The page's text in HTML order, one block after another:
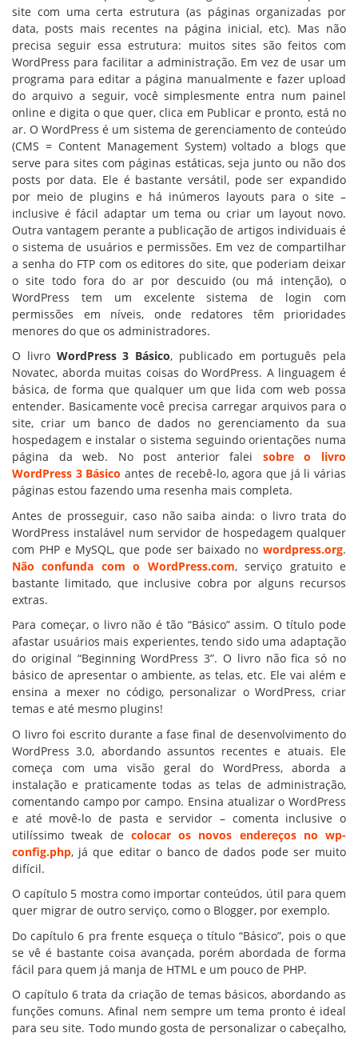
site com uma certa estrutura (as páginas organizadas por
data, posts mais recentes na página inicial, etc). Mas não
precisa seguir essa estrutura: muitos sites são feitos com
WordPress para facilitar a administração. Em vez de usar um
programa para editar a página manualmente e fazer upload
do arquivo a seguir, você simplesmente entra num painel
online e digita o que quer, clica em Publicar e pronto, está no
ar. O WordPress é um sistema de gerenciamento de conteúdo
(CMS = Content Management System) voltado a blogs que
serve para sites com páginas estáticas, seja junto ou não dos
posts por data. Ele é bastante versátil, pode ser expandido
por meio de plugins e há inúmeros layouts para o site –
inclusive é fácil adaptar um tema ou criar um layout novo.
Outra vantagem perante a publicação de artigos individuais é
o sistema de usuários e permissões. Em vez de compartilhar
a senha do FTP com os editores do site, que poderiam deixar
o site todo fora do ar por descuido (ou má intenção), o
WordPress tem um excelente sistema de login com
permissões em níveis, onde redatores têm prioridades
menores do que os administradores.
O livro WordPress 3 Básico, publicado em português pela
Novatec, aborda muitas coisas do WordPress. A linguagem é
básica, de forma que qualquer um que lida com web possa
entender. Basicamente você precisa carregar arquivos para o
site, criar um banco de dados no gerenciamento da sua
hospedagem e instalar o sistema seguindo orientações numa
página da web. No post anterior falei sobre o livro
WordPress 3 Básico antes de recebê-lo, agora que já li várias
páginas estou fazendo uma resenha mais completa.
Antes de prosseguir, caso não saiba ainda: o livro trata do
WordPress instalável num servidor de hospedagem qualquer
com PHP e MySQL, que pode ser baixado no wordpress.org.
Não confunda com o WordPress.com, serviço gratuito e
bastante limitado, que inclusive cobra por alguns recursos
extras.
Para começar, o livro não é tão “Básico” assim. O título pode
afastar usuários mais experientes, tendo sido uma adaptação
do original “Beginning WordPress 3”. O livro não fica só no
básico de apresentar o ambiente, as telas, etc. Ele vai além e
ensina a mexer no código, personalizar o WordPress, criar
temas e até mesmo plugins!
O livro foi escrito durante a fase final de desenvolvimento do
WordPress 3.0, abordando assuntos recentes e atuais. Ele
começa com uma visão geral do WordPress, aborda a
instalação e praticamente todas as telas de administração,
comentando campo por campo. Ensina atualizar o WordPress
e até movê-lo de pasta e servidor – comenta inclusive o
utilíssimo tweak de colocar os novos endereços no wp-
config.php, já que editar o banco de dados pode ser muito
difícil.
O capítulo 5 mostra como importar conteúdos, útil para quem
quer migrar de outro serviço, como o Blogger, por exemplo.
Do capítulo 6 pra frente esqueça o título “Básico”, pois o que
se vê é bastante coisa avançada, porém abordada de forma
fácil para quem já manja de HTML e um pouco de PHP.
O capítulo 6 trata da criação de temas básicos, abordando as
funções comuns. Afinal nem sempre um tema pronto é ideal
para seu site. Todo mundo gosta de personalizar o cabeçalho,